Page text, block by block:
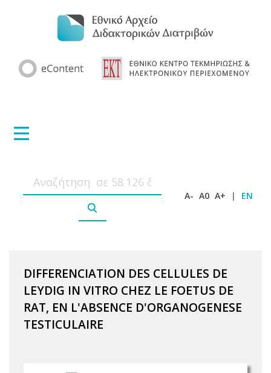
A- A0 A+ | EN
DIFFERENCIATION DES CELLULES DE
LEYDIG IN VITRO CHEZ LE FOETUS DE
RAT, EN L'ABSENCE D'ORGANOGENESE
TESTICULAIRE